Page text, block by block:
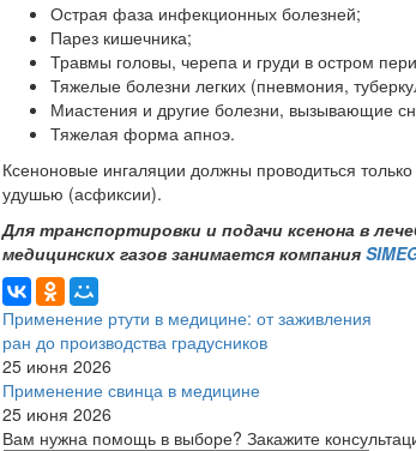
Острая фаза инфекционных болезней;
Парез кишечника;
Травмы головы, черепа и груди в остром
Тяжелые болезни легких (пневмония,
Миастения и другие болезни, вызывающие
Тяжелая форма апноэ.
Ксеноновые ингаляции должны проводиться
удушью (асфиксии).
Для транспортировки и подачи ксенона в
медицинских газов занимается компания
Применение ртути в медицине: от заживления
ран до производства градусников
25 июня 2026
Применение свинца в медицине
25 июня 2026
Вам нужна помощь в выборе? Закажите